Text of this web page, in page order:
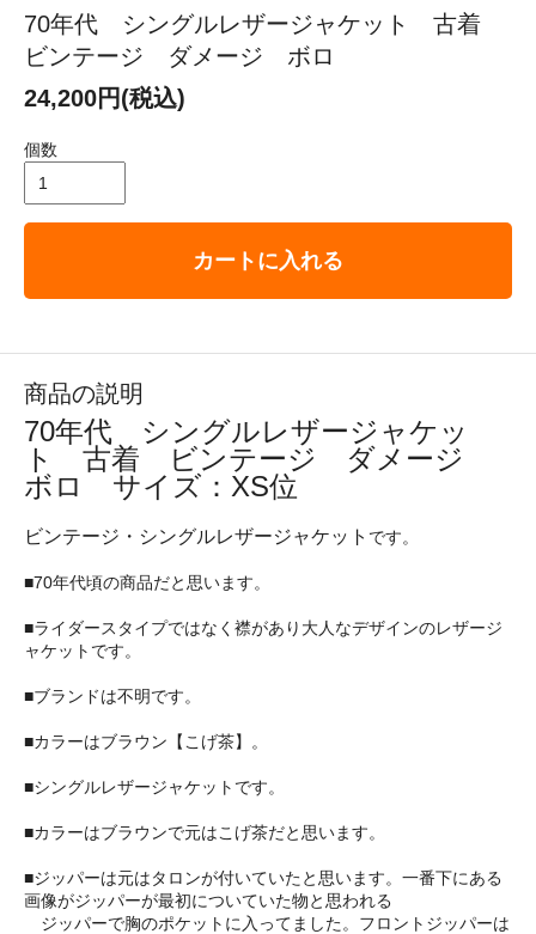
70年代 シングルレザージャケット 古着
ビンテージ ダメージ ボロ
24,200円(税込)
個数
カートに入れる
商品の説明
70年代 シングルレザージャケッ
ト 古着 ビンテージ ダメージ
ボロ サイズ：XS位
ビンテージ・シングルレザージャケット です。
■70年代頃の商品だと思います。
■ライダースタイプではなく襟があり大人なデザインのレザージ
ャケットです。
■ブランドは不明です。
■カラーはブラウン【こげ茶】。
■シングルレザージャケットです。
■カラーはブラウンで元はこげ茶だと思います。
■ジッパーは元はタロンが付いていたと思います。一番下にある
画像がジッパーが最初についていた物と思われる
ジッパーで胸のポケットに入ってました。フロントジッパーは